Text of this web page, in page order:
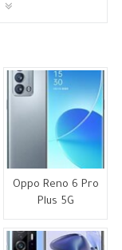
Oppo Reno 6 Pro
Plus 5G